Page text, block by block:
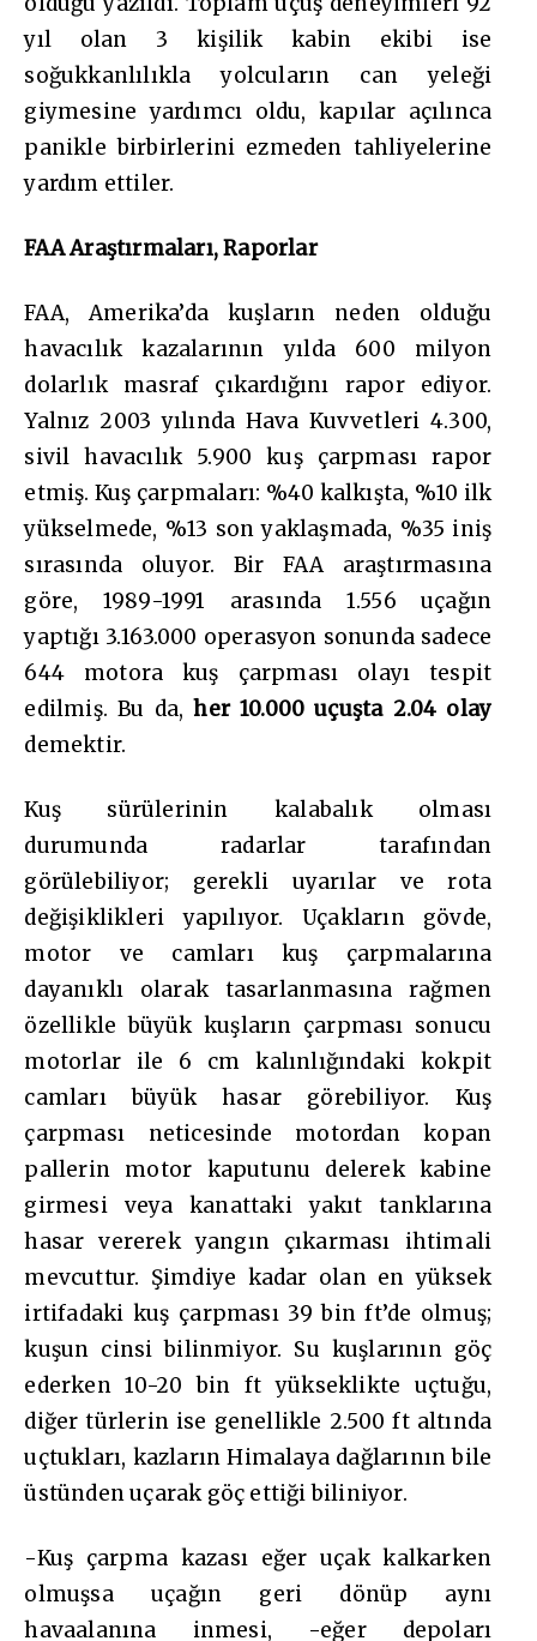
yıl olan 3 kişilik kabin ekibi ise
soğukkanlılıkla yolcuların can yeleği
giymesine yardımcı oldu, kapılar açılınca
panikle birbirlerini ezmeden tahliyelerine
yardım ettiler.
FAA Araştırmaları, Raporlar
FAA, Amerika’da kuşların neden olduğu
havacılık kazalarının yılda 600 milyon
dolarlık masraf çıkardığını rapor ediyor.
Yalnız 2003 yılında Hava Kuvvetleri 4.300,
sivil havacılık 5.900 kuş çarpması rapor
etmiş. Kuş çarpmaları: %40 kalkışta, %10 ilk
yükselmede, %13 son yaklaşmada, %35 iniş
sırasında oluyor. Bir FAA araştırmasına
göre, 1989-1991 arasında 1.556 uçağın
yaptığı 3.163.000 operasyon sonunda sadece
644 motora kuş çarpması olayı tespit
edilmiş. Bu da,her 10.000 uçuşta 2.04 olay
demektir.
Kuş sürülerinin kalabalık olması
durumunda radarlar tarafından
görülebiliyor; gerekli uyarılar ve rota
değişiklikleri yapılıyor. Uçakların gövde,
motor ve camları kuş çarpmalarına
dayanıklı olarak tasarlanmasına rağmen
özellikle büyük kuşların çarpması sonucu
motorlar ile 6 cm kalınlığındaki kokpit
camları büyük hasar görebiliyor. Kuş
çarpması neticesinde motordan kopan
pallerin motor kaputunu delerek kabine
girmesi veya kanattaki yakıt tanklarına
hasar vererek yangın çıkarması ihtimali
mevcuttur. Şimdiye kadar olan en yüksek
irtifadaki kuş çarpması 39 bin ft’de olmuş;
kuşun cinsi bilinmiyor. Su kuşlarının göç
ederken 10-20 bin ft yükseklikte uçtuğu,
diğer türlerin ise genellikle 2.500 ft altında
uçtukları, kazların Himalaya dağlarının bile
üstünden uçarak göç ettiği biliniyor.
-Kuş çarpma kazası eğer uçak kalkarken
olmuşsa uçağın geri dönüp aynı
havaalanına inmesi, -eğer depoları